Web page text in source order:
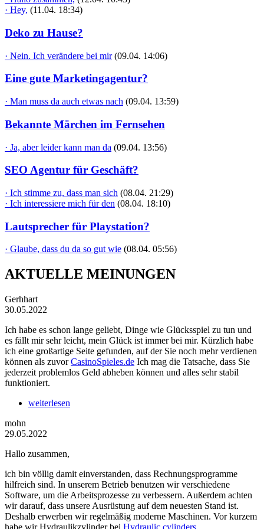
· Hey, (11.04. 18:34)
Deko zu Hause?
· Nein. Ich verändere bei mir (09.04. 14:06)
Eine gute Marketingagentur?
· Man muss da auch etwas nach (09.04. 13:59)
Bekannte Märchen im Fernsehen
· Ja, aber leider kann man da (09.04. 13:56)
SEO Agentur für Geschäft?
· Ich stimme zu, dass man sich (08.04. 21:29)
· Ich interessiere mich für den (08.04. 18:10)
Lautsprecher für Playstation?
· Glaube, dass du da so gut wie (08.04. 05:56)
AKTUELLE MEINUNGEN
Gerhhart
30.05.2022
Ich habe es schon lange geliebt, Dinge wie Glücksspiel zu tun und
es fällt mir sehr leicht, mein Glück ist immer bei mir. Kürzlich habe
ich eine großartige Seite gefunden, auf der Sie noch mehr verdienen
können als zuvorCasinoSpieles.de Ich mag die Tatsache, dass Sie
jederzeit problemlos Geld abheben können und alles sehr stabil
funktioniert.
weiterlesen
mohn
29.05.2022
Hallo zusammen,
ich bin völlig damit einverstanden, dass Rechnungsprogramme
hilfreich sind. In unserem Betrieb benutzen wir verschiedene
Software, um die Arbeitsprozesse zu verbessern. Außerdem achten
wir darauf, dass unsere Ausrüstung auf dem neuesten Stand ist.
Deshalb erwerben wir regelmäßig moderne Maschinen. Vor kurzem